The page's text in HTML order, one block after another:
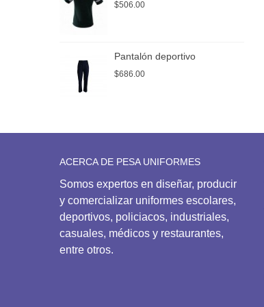
$506.00
Pantalón deportivo
$686.00
ACERCA DE PESA UNIFORMES
Somos expertos en diseñar, producir
y comercializar uniformes escolares,
deportivos, policiacos, industriales,
casuales, médicos y restaurantes,
entre otros.